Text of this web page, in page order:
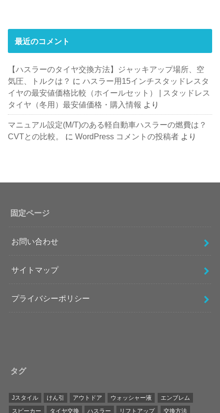
最近のコメント
【ハスラーのタイヤ交換方法】ジャッキアップ場所、空
気圧、トルクは？ に ハスラー用15インチスタッドレスタ
イヤの最安値価格比較（ホイールセット） | スタッドレス
タイヤ（冬用）最安値価格・購入情報 より
マニュアル設定(M/T)のある軽自動車ハスラーの燃費は？
CVTとの比較。
にWordPress コメントの投稿者 より
固定ページ
お問い合わせ
サイトマップ
プライバシーポリシー
タグ
Jスタイル けん引 アウトドア ウォッシャー液
エンブレム
スピーカー
タイヤ交換 ハスラー リフトアップ 交換方法